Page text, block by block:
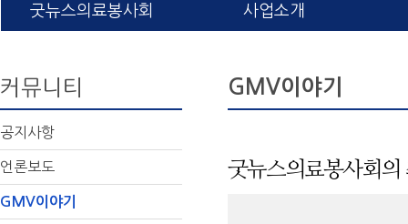
굿뉴스의료봉사회 사업소개
커뮤니티
공지사항
언론보도
GMV이야기
GMV이야기
굿뉴스의료봉사회의